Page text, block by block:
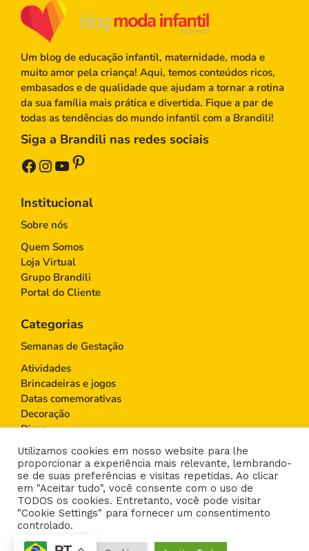
Um blog de educação infantil, maternidade, moda e
muito amor pela criança! Aqui, temos conteúdos ricos,
embasados e de qualidade que ajudam a tornar a rotina
da sua família mais prática e divertida. Fique a par de
todas as tendências do mundo infantil com a Brandili!
Siga a Brandili nas redes sociais
Facebook
Instagram
Youtube
Pinterest
Institucional
Sobre nós
Quem Somos
Loja Virtual
Grupo Brandili
Portal do Cliente
Categorias
Semanas de Gestação
Atividades
Brincadeiras e jogos
Datas comemorativas
Decoração
Dicas
Educação Infantil
Gravidez
Maternidade
Moda infantil
Paternidade
Saúde
Utilizamos cookies em nosso website para lhe
proporcionar a experiência mais relevante, lembrando-
se de suas preferências e visitas repetidas. Ao clicar
em "Aceitar tudo", você consente com o uso de
TODOS os cookies. Entretanto, você pode visitar
"Cookie Settings" para fornecer um consentimento
controlado.